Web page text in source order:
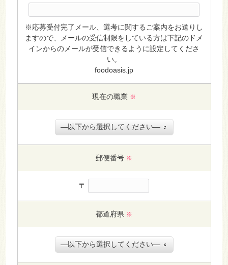
※応募受付完了メール、選考に関するご案内をお送りし
ますので、メールの受信制限をしている方は下記のドメ
インからのメールが受信できるように設定してくださ
い。
foodoasis.jp
現在の職業 ※
郵便番号 ※
〒
都道府県 ※